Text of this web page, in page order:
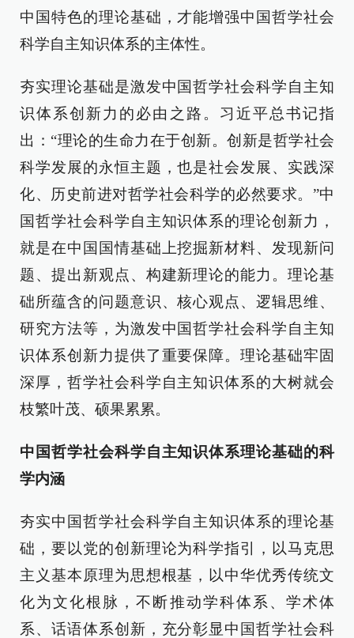
中国特色的理论基础，才能增强中国哲学社会
科学自主知识体系的主体性。
夯实理论基础是激发中国哲学社会科学自主知
识体系创新力的必由之路。习近平总书记指
出：“理论的生命力在于创新。创新是哲学社会
科学发展的永恒主题，也是社会发展、实践深
化、历史前进对哲学社会科学的必然要求。”中
国哲学社会科学自主知识体系的理论创新力，
就是在中国国情基础上挖掘新材料、发现新问
题、提出新观点、构建新理论的能力。理论基
础所蕴含的问题意识、核心观点、逻辑思维、
研究方法等，为激发中国哲学社会科学自主知
识体系创新力提供了重要保障。理论基础牢固
深厚，哲学社会科学自主知识体系的大树就会
枝繁叶茂、硕果累累。
中国哲学社会科学自主知识体系理论基础的科
学内涵
夯实中国哲学社会科学自主知识体系的理论基
础，要以党的创新理论为科学指引，以马克思
主义基本原理为思想根基，以中华优秀传统文
化为文化根脉，不断推动学科体系、学术体
系、话语体系创新，充分彰显中国哲学社会科